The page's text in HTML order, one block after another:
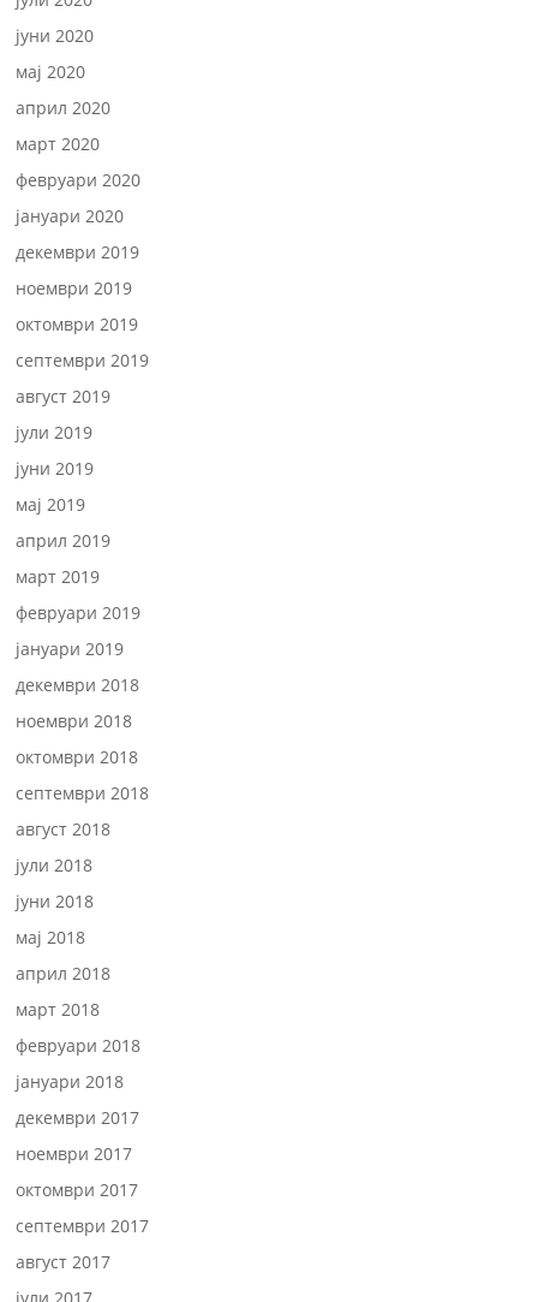
јуни 2020
мај 2020
април 2020
март 2020
февруари 2020
јануари 2020
декември 2019
ноември 2019
октомври 2019
септември 2019
август 2019
јули 2019
јуни 2019
мај 2019
април 2019
март 2019
февруари 2019
јануари 2019
декември 2018
ноември 2018
октомври 2018
септември 2018
август 2018
јули 2018
јуни 2018
мај 2018
април 2018
март 2018
февруари 2018
јануари 2018
декември 2017
ноември 2017
октомври 2017
септември 2017
август 2017